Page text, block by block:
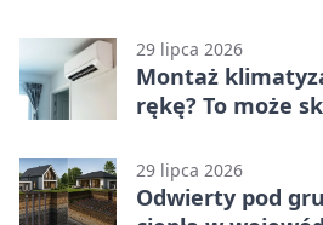
29 lipca 2026
Montaż
rękę? To może
29 lipca 2026
Odwierty pod